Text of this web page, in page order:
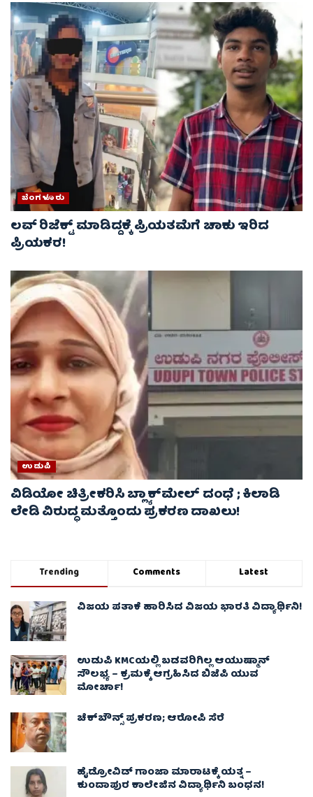
ಬೆಂಗಳೂರು
ಲವ್‌ ರಿಜೆಕ್ಟ್‌ ಮಾಡಿದ್ದಕ್ಕೆ ಪ್ರಿಯತಮೆಗೆ ಚಾಕು ಇರಿದ
ಪ್ರಿಯಕರ!
ಉಡುಪಿ
ವಿಡಿಯೋ ಚಿತ್ರೀಕರಿಸಿ ಬ್ಲ್ಯಾಕ್‌ಮೇಲ್ ದಂಧೆ ; ಕಿಲಾಡಿ
ಲೇಡಿ ವಿರುದ್ಧ ಮತ್ತೊಂದು ಪ್ರಕರಣ ದಾಖಲು!
Trending Comments Latest
ವಿಜಯ ಪತಾಕೆ ಹಾರಿಸಿದ ವಿಜಯ ಭಾರತಿ ವಿದ್ಯಾರ್ಥಿನಿ!
ಉಡುಪಿ KMCಯಲ್ಲಿ ಬಡವರಿಗಿಲ್ಲ ಆಯುಷ್ಮಾನ್
ಸೌಲಭ್ಯ – ಕ್ರಮಕ್ಕೆ ಆಗ್ರಹಿಸಿದ ಬಿಜೆಪಿ ಯುವ
ಮೋರ್ಚಾ!
ಚೆಕ್​ಬೌನ್ಸ್​ ಪ್ರಕರಣ; ಆರೋಪಿ ಸೆರೆ
ಹೈಡ್ರೋವಿಡ್ ಗಾಂಜಾ ಮಾರಾಟಕ್ಕೆ ಯತ್ನ –
ಕುಂದಾಪುರ ಕಾಲೇಜಿನ ವಿದ್ಯಾರ್ಥಿನಿ ಬಂಧನ!